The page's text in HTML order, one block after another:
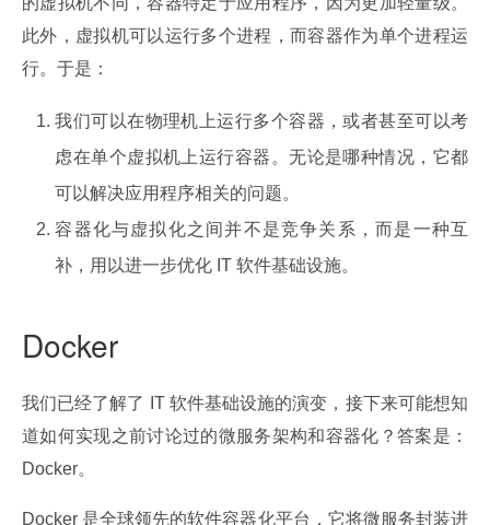
此外，虚拟机可以运行多个进程，而容器作为单个进程运
行。于是：
我们可以在物理机上运行多个容器，或者甚至可以考
虑在单个虚拟机上运行容器。无论是哪种情况，它都
可以解决应用程序相关的问题。
容器化与虚拟化之间并不是竞争关系，而是一种互
补，用以进一步优化 IT 软件基础设施。
Docker
我们已经了解了 IT 软件基础设施的演变，接下来可能想知
道如何实现之前讨论过的微服务架构和容器化？答案是：
Docker。
Docker 是全球领先的软件容器化平台，它将微服务封装进